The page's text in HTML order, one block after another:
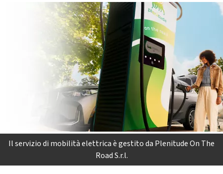
Il servizio di mobilità elettrica è gestito da Plenitude On The
Road S.r.l.